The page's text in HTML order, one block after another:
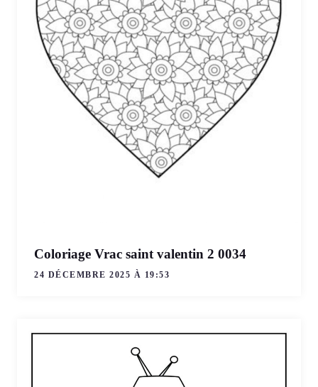
Coloriage Vrac saint valentin 2 0034
24 DÉCEMBRE 2025 À 19:53